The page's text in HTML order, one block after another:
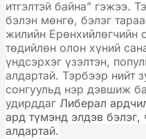
итгэлтэй байна” гэжээ.
бэлэн мөнгө, бэлэг
жилийн Ерөнхийлөгчийн
төдийлөн олон хүний
үндсэрхэг үзэлтэн,
алдартай. Тэрбээр нийт
сонгуульд нэр дэвшиж
удирддаг Либерал
ард түмэнд элдэв
алдартай.